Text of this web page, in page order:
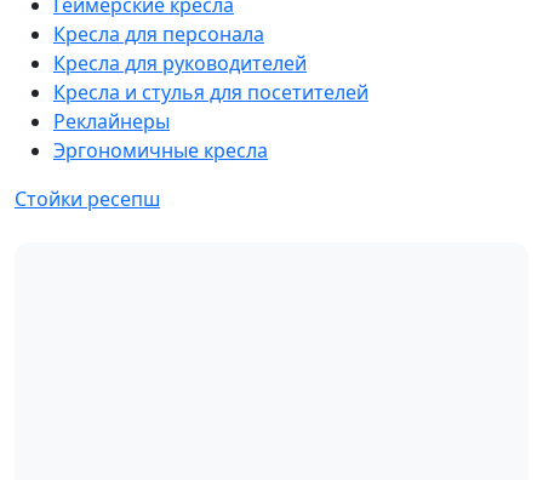
Кресла для персонала
Кресла для руководителей
Кресла и стулья для посетителей
Реклайнеры
Эргономичные кресла
Стойки ресепш